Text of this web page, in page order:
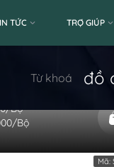
TỨC TRỢ GIÚP
Từ khoá đồ
CƯỚP BIỂN 16 (BỘ)
Bộ
Bộ
Mã: